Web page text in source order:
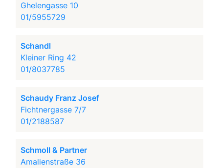
Ghelengasse 10
01/5955729
Schandl
Kleiner Ring 42
01/8037785
Schaudy Franz Josef
Fichtnergasse 7/7
01/2188587
Schmoll & Partner
Amalienstraße 36